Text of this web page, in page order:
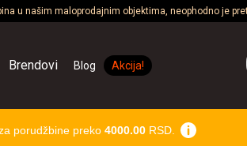
u našim maloprodajnim objektima, neophodno je
Brendovi Blog Akcija!
porudžbine preko 4000.00RSD.